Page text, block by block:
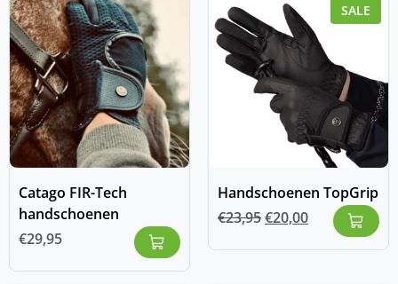
Catago FIR-Tech
handschoenen
€29,95
SALE
Handschoenen TopGrip
€23,95€20,00